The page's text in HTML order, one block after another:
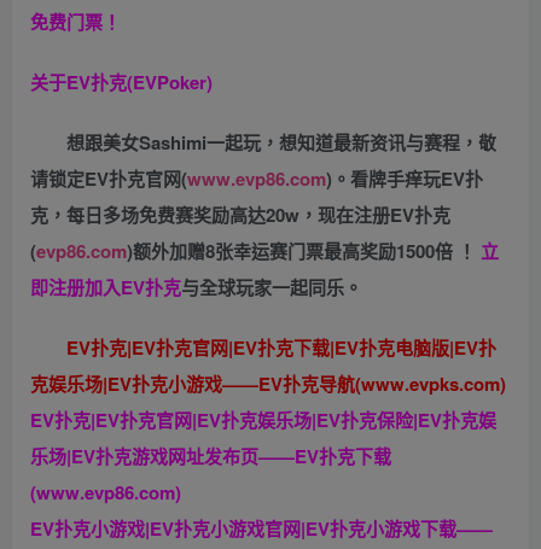
免费门票！
关于EV扑克(EVPoker)
想跟美女Sashimi一起玩， 想知道最新资讯与赛程， 敬
请锁定EV扑克官网(www.evp86.com)。看牌手痒玩EV扑
克， 每日多场免费赛奖励高达20w，现在注册EV扑克
(evp86.com)额外加赠8张幸运赛门票最高奖励1500倍 ！ 立
即注册加入EV扑克与全球玩家一起同乐。
EV扑克|EV扑克官网|EV扑克下载|EV扑克电脑版|EV扑
克娱乐场|EV扑克小游戏——EV扑克导航(www.evpks.com)
EV扑克|EV扑克官网|EV扑克娱乐场|EV扑克保险|EV扑克娱
乐场|EV扑克游戏网址发布页——EV扑克下载
(www.evp86.com)
EV扑克小游戏|EV扑克小游戏官网|EV扑克小游戏下载——